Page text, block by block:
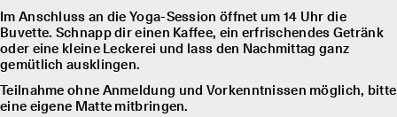
Im Anschluss an die Yoga-Session öffnet um 14 Uhr die
Buvette. Schnapp dir einen Kaffee, ein erfrischendes Getränk
oder eine kleine Leckerei und lass den Nachmittag ganz
gemütlich ausklingen.
Teilnahme ohne Anmeldung und Vorkenntnissen möglich, bitte
eine eigene Matte mitbringen.